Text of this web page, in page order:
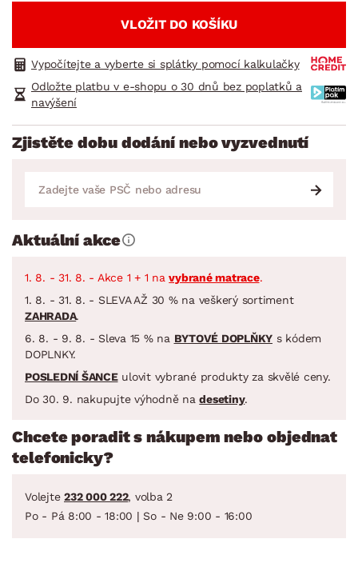
VLOŽIT DO KOŠÍKU
Vypočítejte a vyberte si splátky pomocí kalkulačky
Odložte platbu v e-shopu o 30 dnů bez poplatků a
navýšení
Zjistěte dobu dodání nebo vyzvednutí
Aktuální akce
1. 8. - 31. 8. - Akce 1 + 1 navybrané matrace.
1. 8. - 31. 8. - SLEVA AŽ 30 % na veškerý sortiment
ZAHRADA.
6. 8. - 9. 8. - Sleva 15 % na BYTOVÉ DOPLŇKY s kódem
DOPLNKY.
POSLEDNÍ ŠANCEulovit vybrané produkty za skvělé ceny.
Do 30. 9. nakupujte výhodně nadesetiny.
Chcete poradit s nákupem nebo objednat
telefonicky?
Volejte 232 000 222, volba 2
Po - Pá 8:00 - 18:00 | So - Ne 9:00 - 16:00